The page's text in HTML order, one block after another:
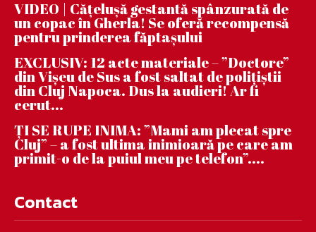
VIDEO | Căţeluşă gestantă spânzurată de
un copac în Gherla! Se oferă recompensă
pentru prinderea făptaşului
EXCLUSIV: 12 acte materiale – ”Doctore”
din Vișeu de Sus a fost saltat de polițiștii
din Cluj Napoca. Dus la audieri! Ar fi
cerut...
ȚI SE RUPE INIMA: ”Mami am plecat spre
Cluj” – a fost ultima inimioară pe care am
primit-o de la puiul meu pe telefon”....
Contact